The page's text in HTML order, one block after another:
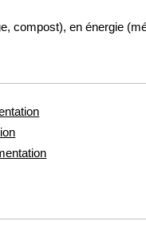
compost), en énergie